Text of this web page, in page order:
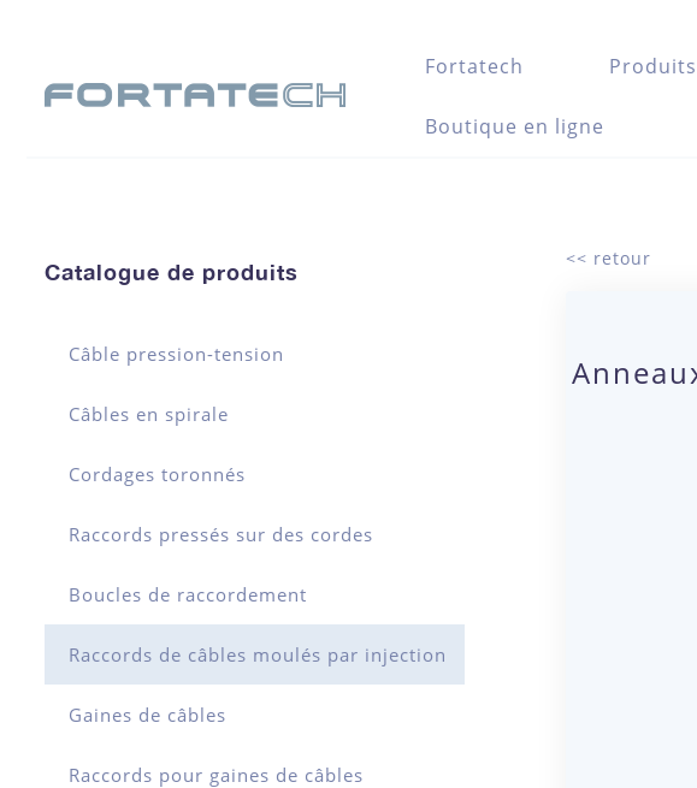
Fortatech Produits
Boutique en ligne
Catalogue de produits
Câble pression-tension
Câbles en spirale
Cordages toronnés
Raccords pressés sur des cordes
Boucles de raccordement
Raccords de câbles moulés par injection
Gaines de câbles
Raccords pour gaines de câbles
<< retour